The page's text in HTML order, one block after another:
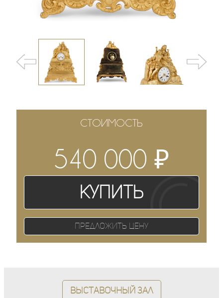
СТОИМОСТЬ
540 000 ₽
Купить
Предложить цену
Выставочный зал